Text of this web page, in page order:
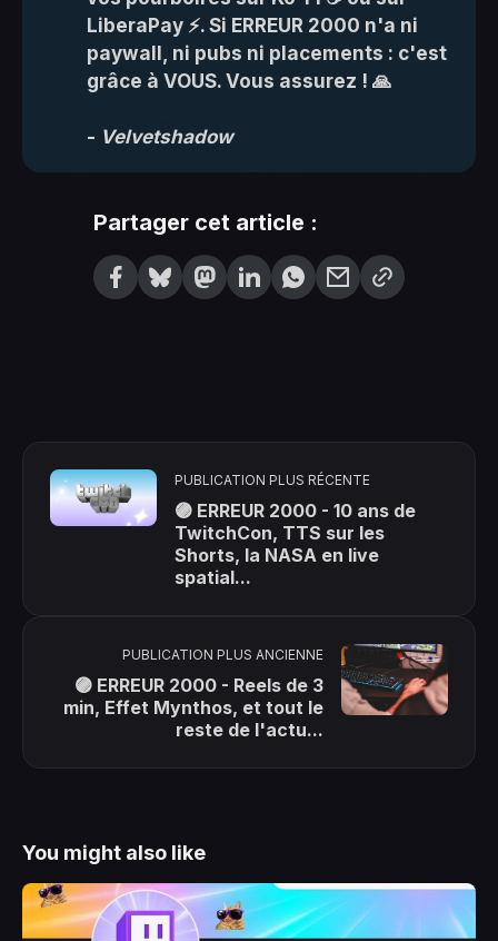
LiberaPay ⚡. Si ERREUR 2000 n'a ni
paywall, ni pubs ni placements : c'est
grâce à VOUS. Vous assurez ! 🙏
- Velvetshadow
Partager cet article :
PUBLICATION PLUS RÉCENTE
🟣 ERREUR 2000 - 10 ans de
TwitchCon, TTS sur les
Shorts, la NASA en live
spatial...
PUBLICATION PLUS ANCIENNE
🟣 ERREUR 2000 - Reels de 3
min, Effet Mynthos, et tout le
reste de l'actu...
You might also like